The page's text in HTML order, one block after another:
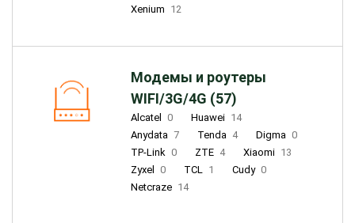
Xenium 12
Модемы и роутеры
WIFI/3G/4G (57)
Alcatel 0 Huawei 14
Anydata 7 Tenda 4 Digma 0
TP-Link 0 ZTE 4 Xiaomi 13
Zyxel
0 TCL 1 Cudy 0
Netcraze 14